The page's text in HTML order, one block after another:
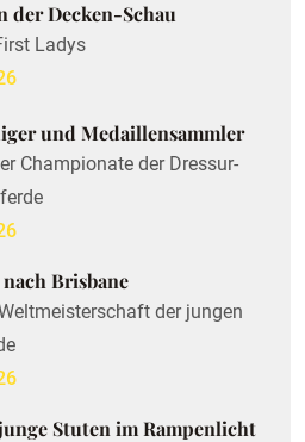
der Decken-Schau
Ladys
und Medaillensammler
Championate der Dressur-
Brisbane
der jungen
Stuten im Rampenlicht